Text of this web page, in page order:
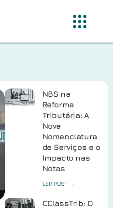
NBS na
Reforma
Tributária: A
Nova
Nomenclatura
de Serviços e o
Impacto nas
Notas
LER POST →
CClassTrib: O